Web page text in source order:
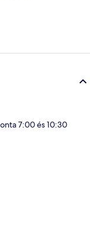
7:00 és 10:30